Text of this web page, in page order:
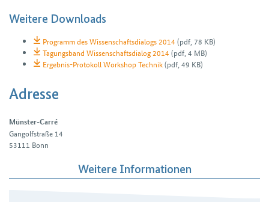
Weitere Downloads
Programm des Wissenschaftsdialogs 2014(pdf, 78 KB)
Tagungsband Wissenschaftsdialog 2014(pdf, 4 MB)
Ergebnis-Protokoll Workshop Technik(pdf, 49 KB)
Adresse
Münster-Carré
Gangolfstraße 14
53111 Bonn
Weitere Informationen